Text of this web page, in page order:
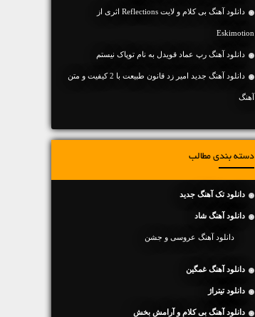
دانلود آهنگ بی کلام و لایت Reflections اثری از
Eskimotion
دانلود آهنگ رپ عماد قویدل به نام توپاک نیستم
دانلود آهنگ جديد امیر زد قانون طبیعت با 2 کیفیت و متن
آهنگ
دسته بندی مطالب
دانلود تک آهنگ جدید
دانلود آهنگ شاد
دانلود آهنگ عروسی و جشن
دانلود آهنگ غمگین
دانلود تیتراژ
دانلود آهنگ بی کلام و آرامش بخش